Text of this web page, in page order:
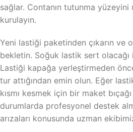
sağlar. Contanın tutunma
kurulayın.
Yeni lastiği paketinden çıkarın ve
bekletin. Soğuk lastik sert olacağı
Lastiği kapağa yerleştirmeden
tur attığından emin olun. Eğer
kısmı kesmek için bir maket
durumlarda profesyonel destek
arızaları konusunda uzman